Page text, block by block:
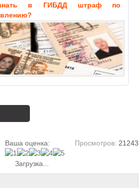
в ГИБДД штраф по
Просмотров: 21243
Ваша оценка:
Загрузка...